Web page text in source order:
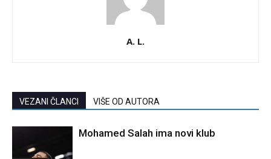
A. L.
VEZANI ČLANCI VIŠE OD AUTORA
Mohamed Salah ima novi klub